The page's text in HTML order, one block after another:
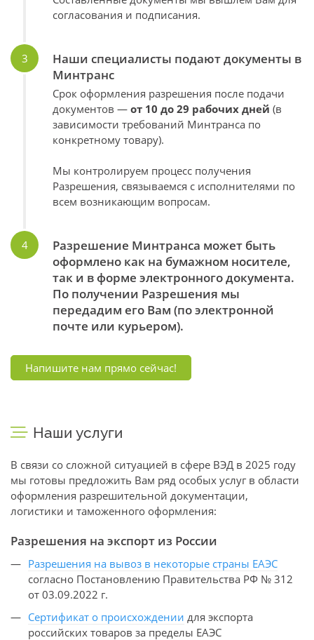
согласования и подписания.
Наши специалисты подают документы в
Минтранс
Срок оформления разрешения после подачи
документов — от 10 до 29 рабочих дней (в
зависимости требований Минтранса по
конкретному товару).
Мы контролируем процесс получения
Разрешения, связываемся с исполнителями по
всем возникающим вопросам.
Разрешение Минтранса может быть
оформлено как на бумажном носителе,
так и в форме электронного документа.
По получении Разрешения мы
передадим его Вам (по электронной
почте или курьером).
Напишите нам прямо сейчас!
Наши услуги
В связи со сложной ситуацией в сфере ВЭД в 2025 году
мы готовы предложить Вам ряд особых услуг в области
оформления разрешительной документации,
логистики и таможенного оформления:
Разрешения на экспорт из России
Разрешения на вывоз в некоторые страны ЕАЭС
согласно Постановлению Правительства РФ № 312
от 03.09.2022 г.
Сертификат о происхождении для экспорта
российских товаров за пределы ЕАЭС